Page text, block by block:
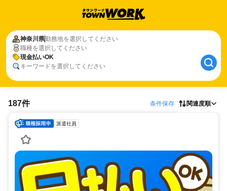
神奈川県勤務地を選択してください
職種を選択してください
現金払いOK
キーワードを選択してください
187件 条件保存 関連度順
派遣社員